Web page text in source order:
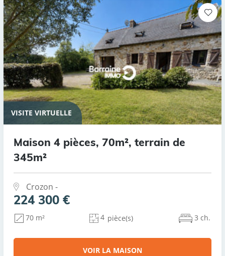
VISITE VIRTUELLE
Maison 4 pièces, 70m², terrain de
345m²
Crozon -
224 300 €
70 m² 4 pièce(s) 3 ch.
VOIR LA MAISON